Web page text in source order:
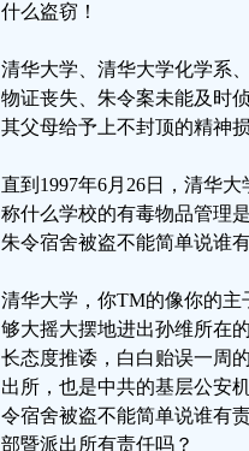
什么盗窃！
清华大学、清华大学化学系
物证丧失、朱令案未能及时
其父母给予上不封顶的精神
直到1997年6月26日，清华
称什么学校的有毒物品管理
朱令宿舍被盗不能简单说谁
清华大学，你TM的像你的
够大摇大摆地进出孙维所在
长态度推诿，白白贻误一周
出所，也是中共的基层公安
令宿舍被盗不能简单说谁有
部暨派出所有责任吗？